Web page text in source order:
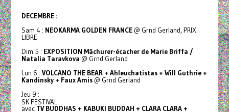
DECEMBRE :
Sam 4 : NEOKARMA GOLDEN FRANCE@ Grnd Gerland, PRIX
LIBRE
Dim 5 : EXPOSITION Mâchurer-écacher de Marie Briffa /
Natalia Taravkova @ Grnd Gerland
Lun 6 : VOLCANO THE BEAR + Ahleuchatistas + Will Guthrie +
Kandinsky + Faux Amis@ Grnd Gerland
Jeu 9 :
SK FESTIVAL
avec TV BUDDHAS + KABUKI BUDDAH + CLARA CLARA +